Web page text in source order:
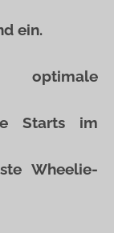
ein.
Starts im
Wheelie-